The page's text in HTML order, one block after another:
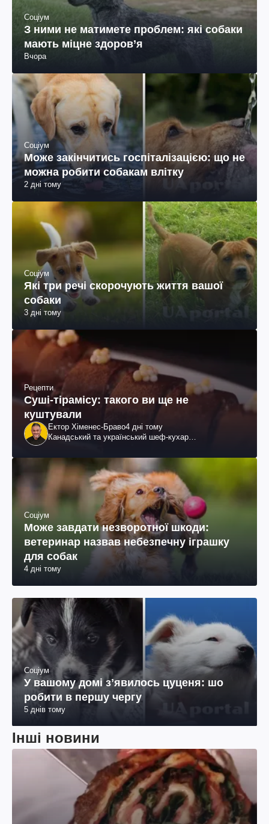
Соціум
З ними не матимете проблем: які собаки
мають міцне здоров’я
Вчора
Соціум
Може закінчитись госпіталізацією: що не
можна робити собакам влітку
2 дні тому
Соціум
Які три речі скорочують життя вашої
собаки
3 дні тому
Рецепти
Суші-тірамісу: такого ви ще не
куштували
Ектор Хіменес-Браво4 дні тому
Канадський та український шеф-кухар
Соціум
Може завдати незворотної шкоди:
ветеринар назвав небезпечну іграшку
для собак
4 дні тому
Соціум
У вашому домі зʼявилось цуценя: шо
робити в першу чергу
5 днів тому
Інші новини